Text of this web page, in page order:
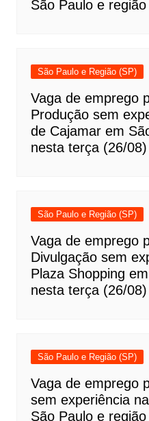
São Paulo e
São Paulo e Região (SP)
Vaga de emprego
Produção sem
de Cajamar em
nesta terça (26/08)
São Paulo e Região (SP)
Vaga de emprego
Divulgação sem
Plaza Shopping
nesta terça (26/08)
São Paulo e Região (SP)
Vaga de emprego
sem experiência
São Paulo e